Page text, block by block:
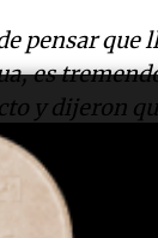
pensar que
es
y dijeron
emita su